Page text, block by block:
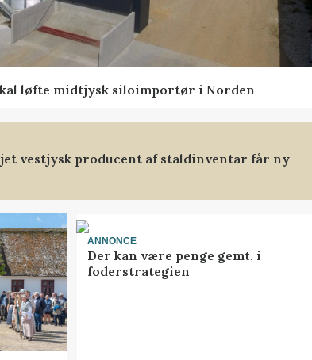
løfte midtjysk siloimportør i Norden
vestjysk producent af staldinventar får ny
ANNONCE
Der kan være penge gemt, i
foderstrategien